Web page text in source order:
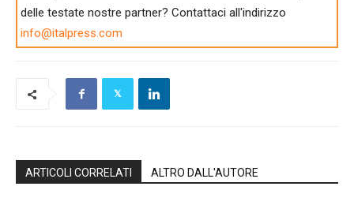
delle testate nostre partner? Contattaci all'indirizzo
info@italpress.com
ARTICOLI CORRELATI ALTRO DALL'AUTORE